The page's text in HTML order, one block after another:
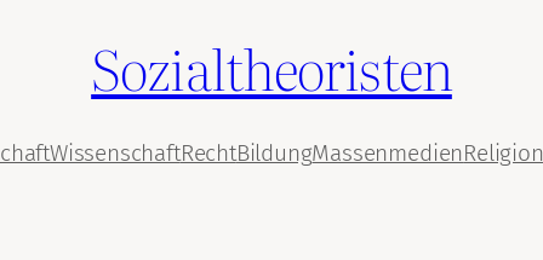
Sozialtheoristen
WissenschaftRechtBildungMassenmedienReligion